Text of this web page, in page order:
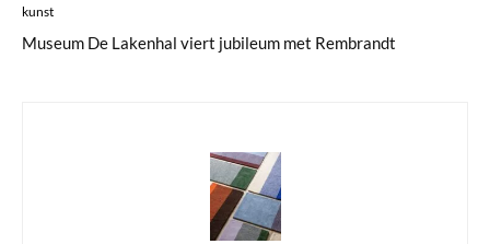
kunst
Museum De Lakenhal viert jubileum met Rembrandt